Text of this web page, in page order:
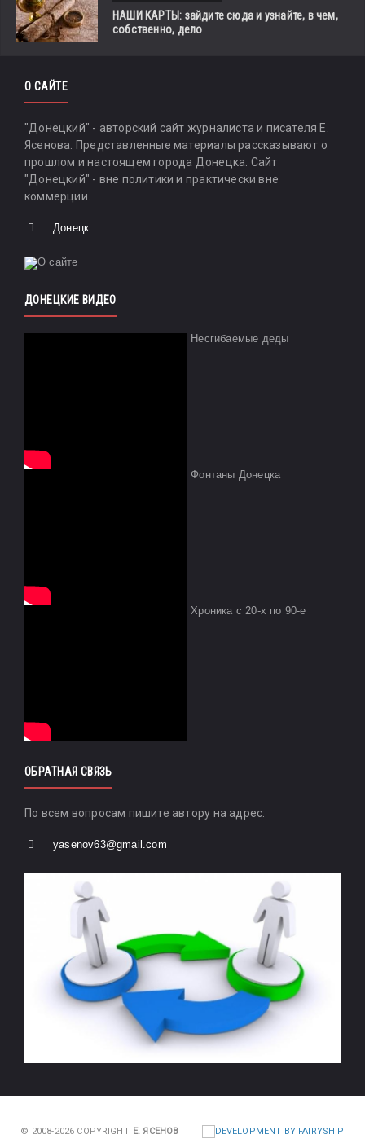
НАШИ КАРТЫ: зайдите сюда и узнайте, в чем,
собственно, дело
О САЙТЕ
"Донецкий" - авторский сайт журналиста и писателя Е.
Ясенова. Представленные материалы рассказывают о
прошлом и настоящем города Донецка. Сайт
"Донецкий" - вне политики и практически вне
коммерции.
Донецк
ДОНЕЦКИЕ ВИДЕО
Несгибаемые деды
Фонтаны Донецка
Хроника с 20-х по 90-е
ОБРАТНАЯ СВЯЗЬ
По всем вопросам пишите автору на адрес:
yasenov63@gmail.com
© 2008-2026 COPYRIGHT Е. ЯСЕНОВ